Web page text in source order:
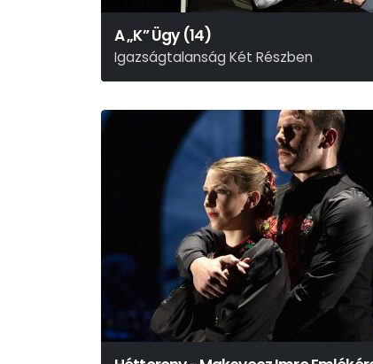
A „K” Ügy (14)
Igazságtalanság Két Részben
Rusznyák Gábor